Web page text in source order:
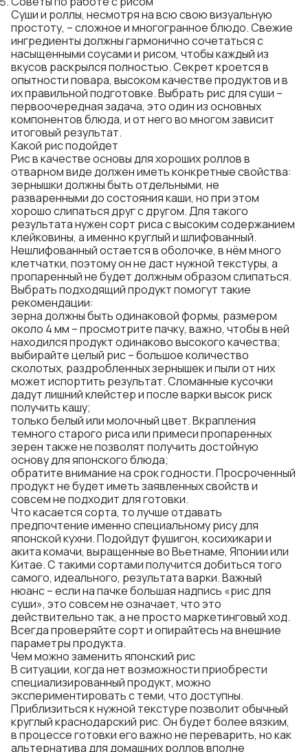
Суши и роллы, несмотря на всю свою визуальную
простоту, – сложное и многогранное блюдо. Свежие
ингредиенты должны гармонично сочетаться с
насыщенными соусами и рисом, чтобы каждый из
вкусов раскрылся полностью. Секрет кроется в
опытности повара, высоком качестве продуктов и в
их правильной подготовке. Выбрать рис для суши –
первоочередная задача, это один из основных
компонентов блюда, и от него во многом зависит
итоговый результат.
Какой рис подойдет
Рис в качестве основы для хороших роллов в
отварном виде должен иметь конкретные свойства:
зернышки должны быть отдельными, не
разваренными до состояния каши, но при этом
хорошо слипаться друг с другом. Для такого
результата нужен сорт риса с высоким содержанием
клейковины, а именно круглый и шлифованный.
Нешлифованный остается в оболочке, в нём много
клетчатки, поэтому он не даст нужной текстуры, а
пропаренный не будет должным образом слипаться.
Выбрать подходящий продукт помогут такие
рекомендации:
зерна должны быть одинаковой формы, размером
около 4 мм – просмотрите пачку, важно, чтобы в ней
находился продукт одинаково высокого качества;
выбирайте целый рис – большое количество
сколотых, раздробленных зернышек и пыли от них
может испортить результат. Сломанные кусочки
дадут лишний клейстер и после варки высок риск
получить кашу;
только белый или молочный цвет. Вкрапления
темного старого риса или примеси пропаренных
зерен также не позволят получить достойную
основу для японского блюда;
обратите внимание на срок годности. Просроченный
продукт не будет иметь заявленных свойств и
совсем не подходит для готовки.
Что касается сорта, то лучше отдавать
предпочтение именно специальному рису для
японской кухни. Подойдут фушигон, косихикари и
акита комачи, выращенные во Вьетнаме, Японии или
Китае. С такими сортами получится добиться того
самого, идеального, результата варки. Важный
нюанс – если на пачке большая надпись «рис для
суши», это совсем не означает, что это
действительно так, а не просто маркетинговый ход.
Всегда проверяйте сорт и опирайтесь на внешние
параметры продукта.
Чем можно заменить японский рис
В ситуации, когда нет возможности приобрести
специализированный продукт, можно
экспериментировать с теми, что доступны.
Приблизиться к нужной текстуре позволит обычный
круглый краснодарский рис. Он будет более вязким,
в процессе готовки его важно не переварить, но как
альтернатива для домашних роллов вполне